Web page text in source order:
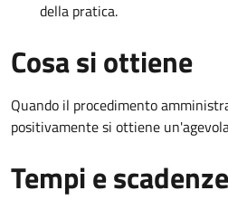
della pratica.
Cosa si ottiene
Quando il procedimento
positivamente si ottiene
Tempi e scadenze